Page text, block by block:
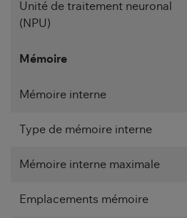
Unité de traitement neuronal
(NPU)
Mémoire
Mémoire interne
Type de mémoire interne
Mémoire interne maximale
Emplacements mémoire